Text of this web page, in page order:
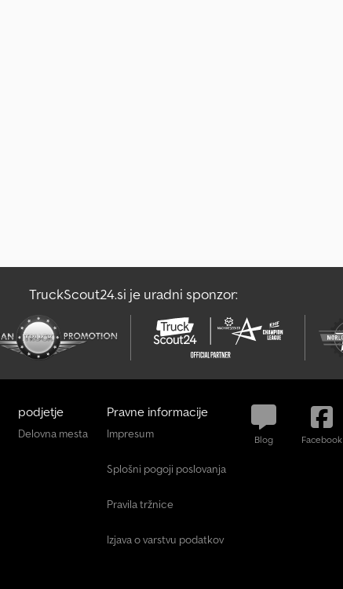
TruckScout24.si je uradni sponzor:
podjetje
Delovna mesta
Pravne informacije
Impresum
Splošni pogoji poslovanja
Pravila tržnice
Izjava o varstvu podatkov
Blog Facebook